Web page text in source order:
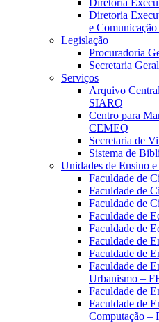
Diretoria
Diretoria
e
Legislação
Procuradoria
Secretaria
Serviços
Arquivo
SIARQ
Centro para
CEMEQ
Secretaria de
Sistema de
Unidades de Ensino e
Faculdade de
Faculdade de
Faculdade de
Faculdade de
Faculdade de
Faculdade de
Faculdade de
Faculdade de
Urbanismo –
Faculdade de
Faculdade de
Computação –